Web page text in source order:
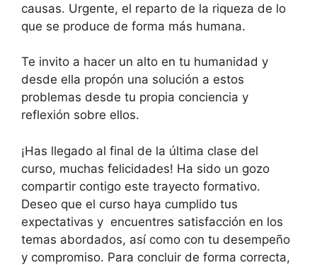
causas. Urgente, el reparto de la riqueza de lo
que se produce de forma más humana.
Te invito a hacer un alto en tu humanidad y
desde ella propón una solución a estos
problemas desde tu propia conciencia y
reflexión sobre ellos.
¡Has llegado al final de la última clase del
curso, muchas felicidades! Ha sido un gozo
compartir contigo este trayecto formativo.
Deseo que el curso haya cumplido tus
expectativas y encuentres satisfacción en los
temas abordados, así como con tu desempeño
y compromiso. Para concluir de forma correcta,